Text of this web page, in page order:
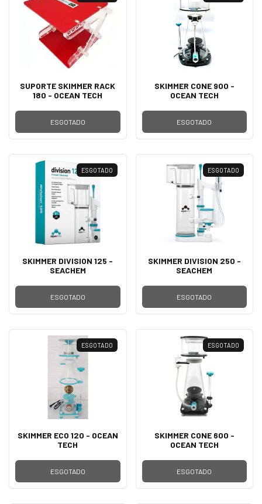
SUPORTE SKIMMER RACK
180 - OCEAN TECH
ESGOTADO
SKIMMER CONE 900 -
OCEAN TECH
ESGOTADO
ESGOTADO
SKIMMER DIVISION 125 -
SEACHEM
ESGOTADO
ESGOTADO
SKIMMER DIVISION 250 -
SEACHEM
ESGOTADO
ESGOTADO
SKIMMER ECO 120 - OCEAN
TECH
ESGOTADO
ESGOTADO
SKIMMER CONE 600 -
OCEAN TECH
ESGOTADO